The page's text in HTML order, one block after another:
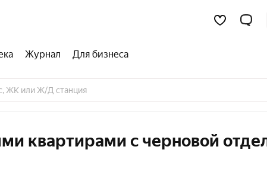
Журнал Для бизнеса
квартирами с черновой